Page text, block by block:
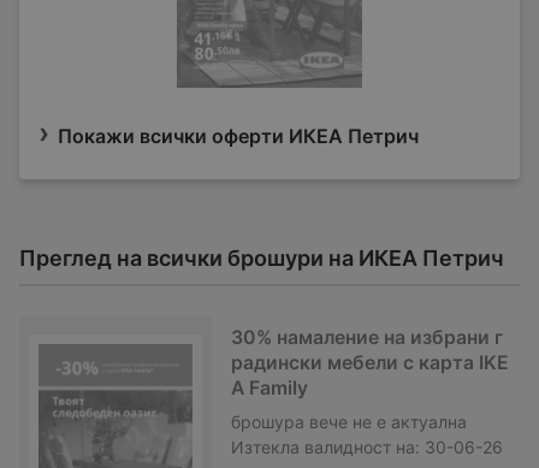
Покажи всички оферти ИКЕА Петрич
Преглед на всички брошури на ИКЕА Петрич
30% намаление на избрани г
радински мебели с карта IKE
A Family
брошура вече не е актуална
Изтекла валидност на: 30-06-26